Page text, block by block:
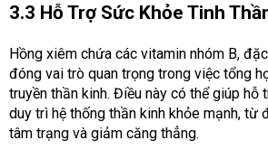
3.3 Hỗ Trợ Sức Khỏe Tinh
Hồng xiêm chứa các vitamin nhóm B,
đóng vai trò quan trọng trong việc tổng
truyền thần kinh. Điều này có thể giúp hỗ
duy trì hệ thống thần kinh khỏe mạnh, từ
tâm trạng và giảm căng thẳng.